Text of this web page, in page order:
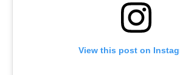
View this post on